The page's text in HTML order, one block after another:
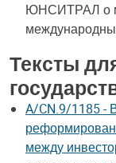
ЮНСИТРАЛ о
Тексты
A/CN.9/1185 -
между